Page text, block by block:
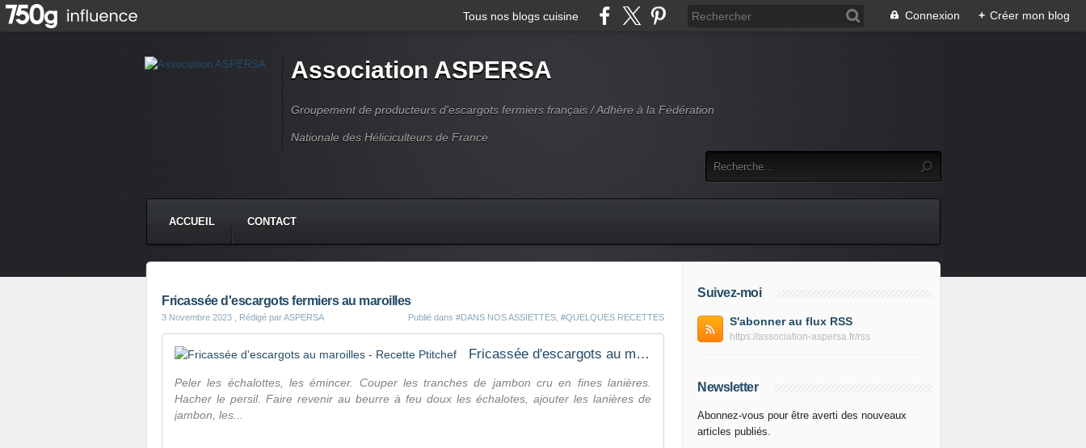
Tous nos blogs cuisine Connexion + Créer mon blog
Association ASPERSA
Groupement de producteurs d'escargots fermiers français / Adhère à la Fédération
Nationale des Héliciculteurs de France
ACCUEIL CONTACT
Fricassée d'escargots fermiers au maroilles
3 Novembre 2023 , Rédigé par ASPERSA Publié dans #DANS NOS ASSIETTES #QUELQUES RECETTES
Fricassée d'escargots au maroilles - Recette Ptitchef
Peler les échalottes, les émincer. Couper les tranches de jambon cru en fines lanières.
Hacher le persil. Faire revenir au beurre à feu doux les échalotes, ajouter les lanières de
jambon, les...
Suivez-moi
S'abonner au flux RSS
https://association-aspersa.fr/rss
Newsletter
Abonnez-vous pour être averti des nouveaux
articles publiés.